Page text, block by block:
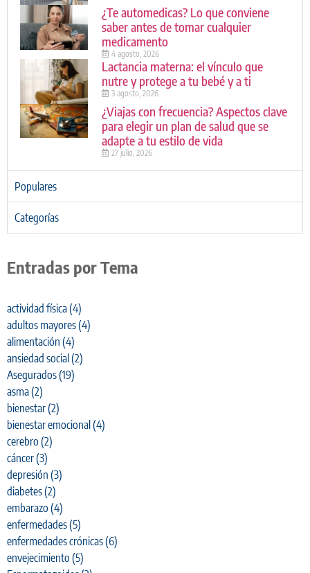
¿Te automedicas? Lo que conviene
saber antes de tomar cualquier
medicamento
4 agosto, 2026
Lactancia materna: el vínculo que
nutre y protege a tu bebé y a ti
3 agosto, 2026
¿Viajas con frecuencia? Aspectos clave
para elegir un plan de salud que se
adapte a tu estilo de vida
27 julio, 2026
Populares
Categorías
Entradas por Tema
actividad física(4)
adultos mayores(4)
alimentación (4)
ansiedad social (2)
Asegurados(19)
asma(2)
bienestar(2)
bienestar emocional (4)
cerebro (2)
cáncer(3)
depresión (3)
diabetes(2)
embarazo (4)
enfermedades(5)
enfermedades crónicas(6)
envejecimiento (5)